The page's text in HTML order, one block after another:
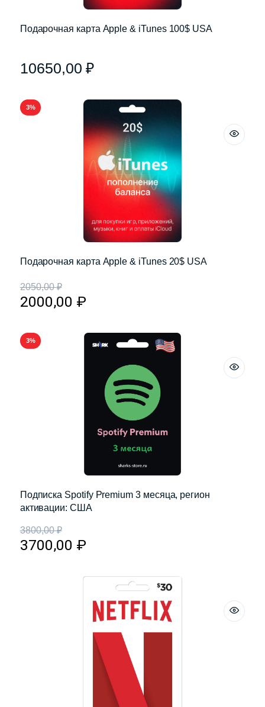
Подарочная карта Apple & iTunes 100$ USA
10650,00₽
3%
Подарочная карта Apple & iTunes 20$ USA
2050,00₽
2000,00 ₽
3%
Подписка Spotify Premium 3 месяца, регион
активации: США
3800,00₽
3700,00 ₽